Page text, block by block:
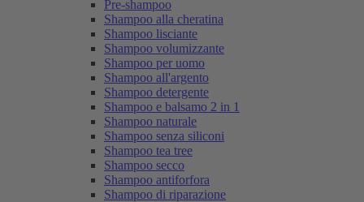
Pre-shampoo
Shampoo alla cheratina
Shampoo lisciante
Shampoo volumizzante
Shampoo per uomo
Shampoo all'argento
Shampoo detergente
Shampoo e balsamo 2 in 1
Shampoo naturale
Shampoo senza siliconi
Shampoo tea tree
Shampoo secco
Shampoo antiforfora
Shampoo di riparazione